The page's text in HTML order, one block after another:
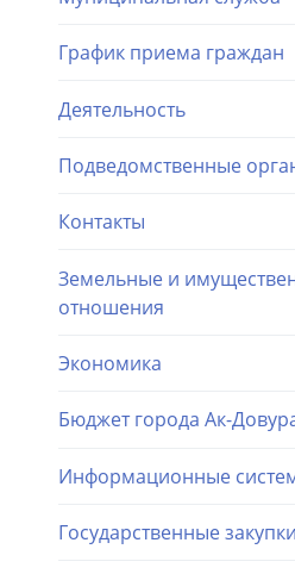
График приема граждан
Деятельность
Подведомственные
Контакты
Земельные и
отношения
Экономика
Бюджет города Ак-
Информационные
Государственные закупки